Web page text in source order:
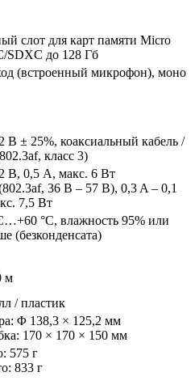
слот для карт памяти Micro
SDXC до 128 Гб
(встроенный микрофон), моно
В ± 25%, коаксиальный кабель /
класс 3)
В, 0,5 А, макс. 6 Вт
36 В – 57 В), 0,3 A – 0,1
7,5 Вт
°C, влажность 95% или
(безконденсата)
м
/ пластик
Φ 138,3 × 125,2 мм
170 × 170 × 150 мм
575 г
833 г